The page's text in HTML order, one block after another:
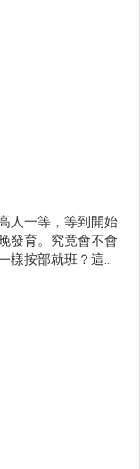
人一等，等到開始
發育。究竟會不會
樣按部就班？這個